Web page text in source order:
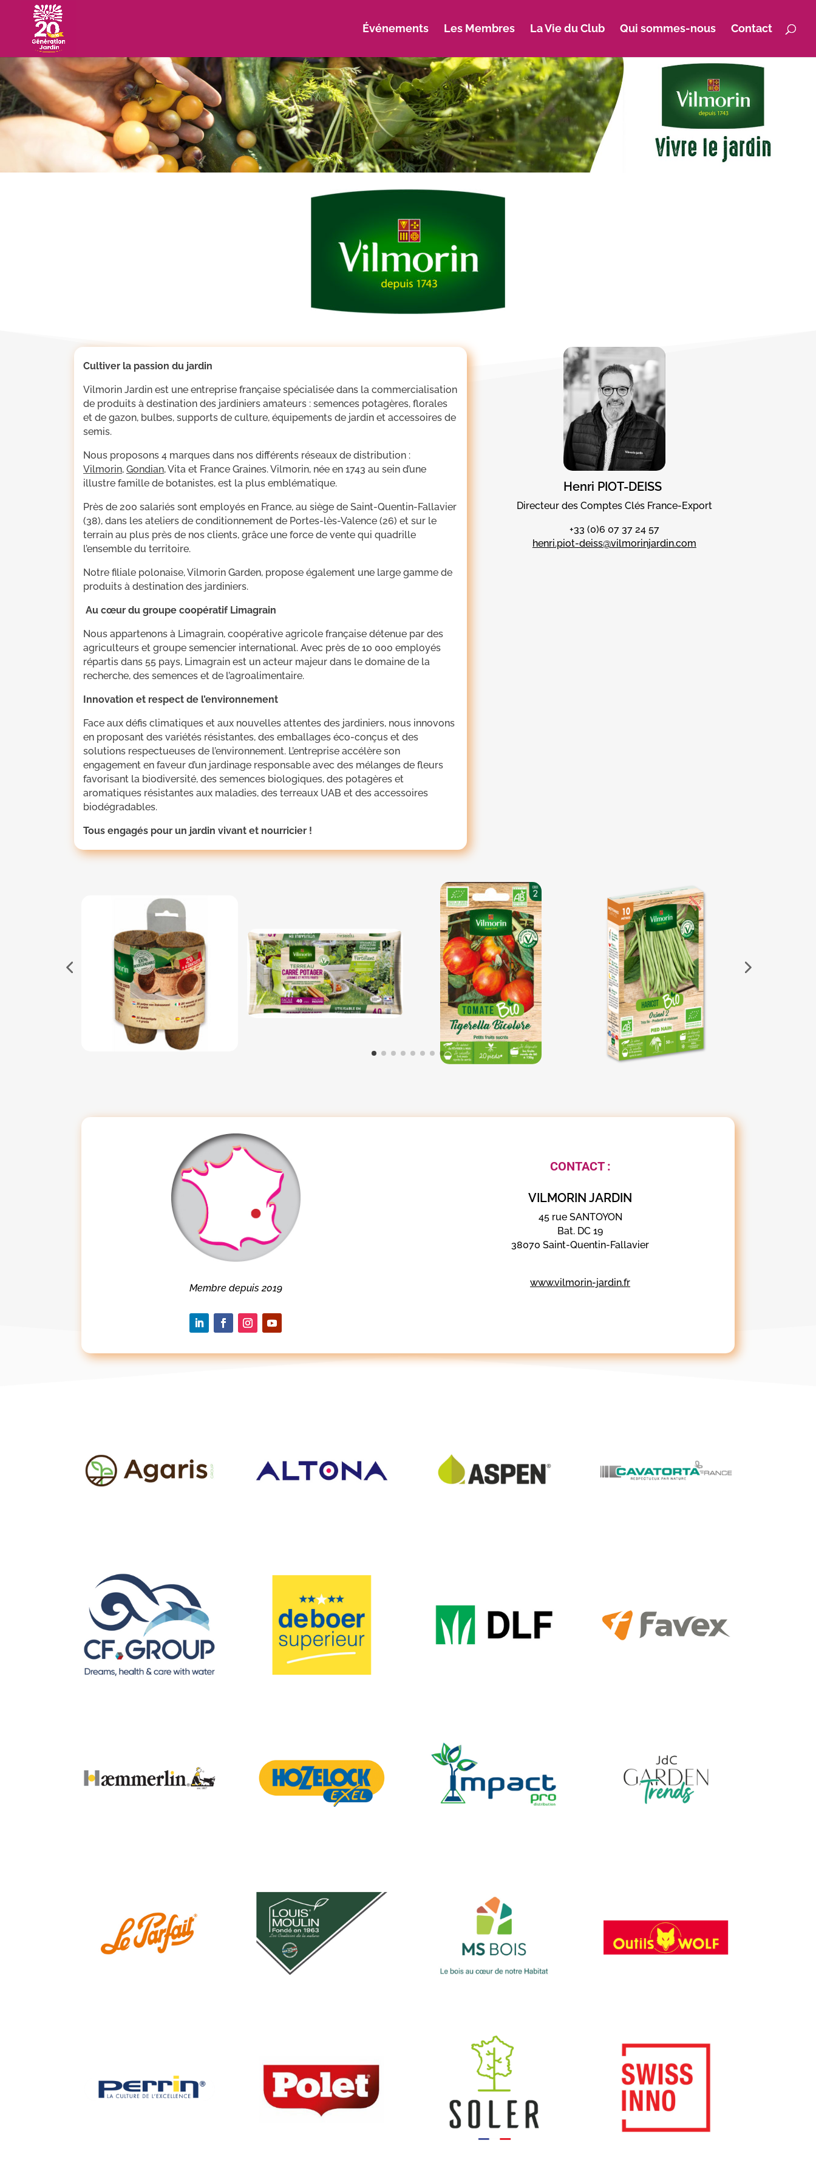
Événements Les Membres La Vie du Club Qui sommes-nous Contact
Cultiver la passion du jardin
Vilmorin Jardin est une entreprise française spécialisée dans la commercialisation
de produits à destination des jardiniers amateurs : semences potagères, florales
et de gazon, bulbes, supports de culture, équipements de jardin et accessoires de
semis.
Nous proposons 4 marques dans nos différents réseaux de distribution :
Vilmorin, Gondian, Vita et France Graines. Vilmorin, née en 1743 au sein d’une
illustre famille de botanistes, est la plus emblématique.
Près de 200 salariés sont employés en France, au siège de Saint-Quentin-Fallavier
(38), dans les ateliers de conditionnement de Portes-lès-Valence (26) et sur le
terrain au plus près de nos clients, grâce une force de vente qui quadrille
l’ensemble du territoire.
Notre filiale polonaise, Vilmorin Garden, propose également une large gamme de
produits à destination des jardiniers.
Au cœur du groupe coopératif Limagrain
Nous appartenons à Limagrain, coopérative agricole française détenue par des
agriculteurs et groupe semencier international. Avec près de 10 000 employés
répartis dans 55 pays, Limagrain est un acteur majeur dans le domaine de la
recherche, des semences et de l’agroalimentaire.
Innovation et respect de l’environnement
Face aux défis climatiques et aux nouvelles attentes des jardiniers, nous innovons
en proposant des variétés résistantes, des emballages éco-conçus et des
solutions respectueuses de l’environnement. L’entreprise accélère son
engagement en faveur d’un jardinage responsable avec des mélanges de fleurs
favorisant la biodiversité, des semences biologiques, des potagères et
aromatiques résistantes aux maladies, des terreaux UAB et des accessoires
biodégradables.
Tous engagés pour un jardin vivant et nourricier !
Henri PIOT-DEISS
Directeurdes Comptes Clés France-Export
+33 (0)6 07 37 24 57
henri.piot-deiss@vilmorinjardin.com
Membre depuis 2019
CONTACT :
VILMORIN JARDIN
45 rue SANTOYON
Bat. DC 19
38070 Saint-Quentin-Fallavier
www.vilmorin-jardin.fr